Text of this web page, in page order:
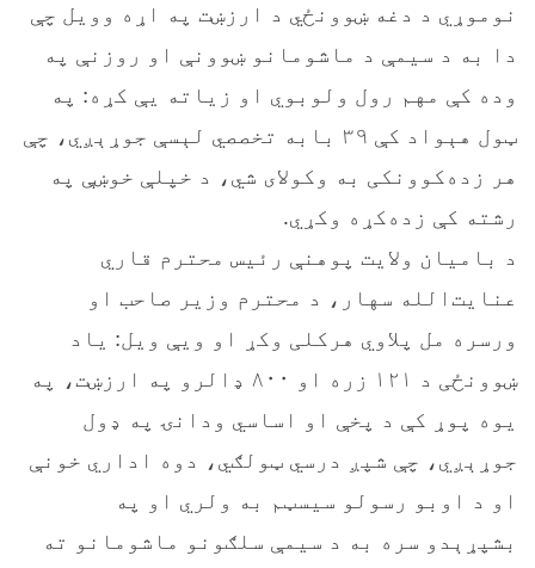
نوموړي د دغه ښوونځي د ارزښت په اړه وویل چې
دا به د سیمې د ماشومانو ښوونې او روزنې په
وده کې مهم رول ولوبوي او زیاته یې کړه: په
ټول هېواد کې ۳۹ بابه تخصصي لېسې جوړېږي، چې
هر زده‌کوونکی به وکولای شي، د خپلې خوښې په
رشته کې زده‌کړه وکړي.
د بامیان ولایت پوهنې رئیس محترم قاري
عنایت‌الله سهار، د محترم وزیر صاحب او
ورسره مل پلاوي هرکلی وکړ او ویې ویل: یاد
ښوونځی د ۱۲۱ زره او ۸۰۰ ډالرو په ارزښت، په
یوه پوړ کې د پخې او اساسي ودانۍ په ډول
جوړېږي، چې شپږ درسي ټولګي، دوه اداري خونې
او د اوبو رسولو سیسټم به ولري او په
بشپړېدو سره به د سیمې سلګونو ماشومانو ته